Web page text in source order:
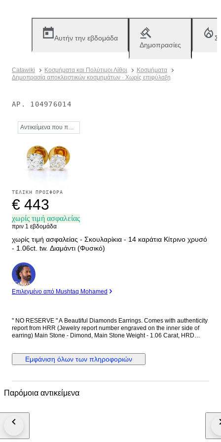
Αυτήν την εβδομάδα
Δημοπρασίες
Catawiki Κοσμήματα και Πολύτιμοι Λίθοι
Κοσμήματα
Δημοπρασία αποκλειστικών κοσμημάτων · Χωρίς επιφύλαξη
ΑΡ. 104976014
Αντικείμενα που πωλήθηκαν
ΤΕΛΙΚΉ ΠΡΟΣΦΟΡΆ
€ 443
χωρίς τιμή ασφαλείας
πριν 1 εβδομάδα
χωρίς τιμή ασφαλείας - Σκουλαρίκια - 14 καράτια Κίτρινο χρυσό
- 1.06ct. tw. Διαμάντι (Φυσικό)
Ειδικός
Επιλεγμένο από Mushtaq Mohamed
" NO RESERVE " A Beautiful Diamonds Earrings. Comes with authenticity
report from HRR (Jewelry report number engraved on the inner side of
earring) Main Stone - Dimond, Main Stone Weight - 1.06 Carat, HRD
Diamonds EF is color of diamonds Set in 14k Yellow gold
Εμφάνιση όλων των πληροφοριών
Παρόμοια αντικείμενα